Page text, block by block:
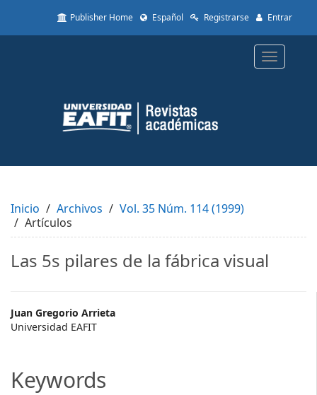
to
Content
Sidebar
Publisher Home Español Registrarse Entrar
Toggle
Inicio Archivos
Vol. 35 Núm. 114 (1999)
Artículos
Las 5s pilares de la fábrica visual
Main
Article
Juan Gregorio Arrieta
Universidad EAFIT
Keywords